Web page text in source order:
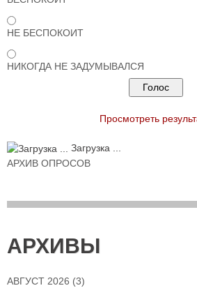
НЕ БЕСПОКОИТ
НИКОГДА НЕ ЗАДУМЫВАЛСЯ
Просмотреть
Загрузка ...
АРХИВ ОПРОСОВ
АРХИВЫ
АВГУСТ 2026 (3)